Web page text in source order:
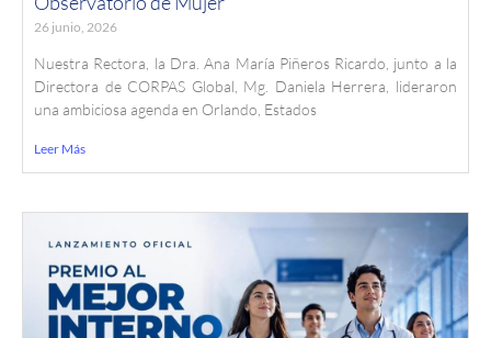
26 junio, 2026
Nuestra Rectora, la Dra. Ana María Piñeros Ricardo, junto a la
Directora de CORPAS Global, Mg. Daniela Herrera, lideraron
una ambiciosa agenda en Orlando, Estados
Leer Más